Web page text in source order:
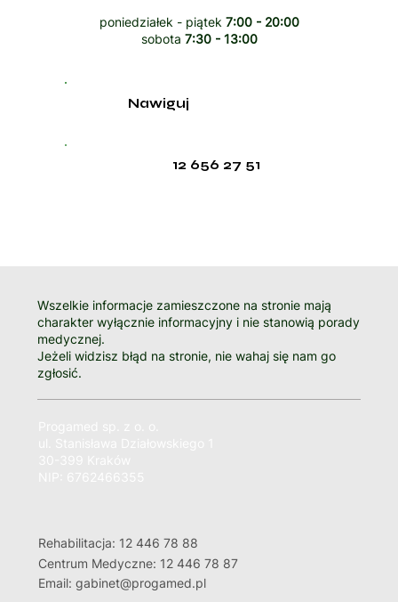
poniedziałek - piątek 7:00 - 20:00
sobota 7:30 - 13:00
12 656 27 51
Nawiguj
Wszelkie informacje zamieszczone na stronie mają
charakter wyłącznie informacyjny i nie stanowią porady
medycznej.
Jeżeli widzisz błąd na stronie, nie wahaj się nam go
zgłosić.
Rehabilitacja: 12 446 78 88
Centrum Medyczne: 12 446 78 87
Email: gabinet@progamed.pl